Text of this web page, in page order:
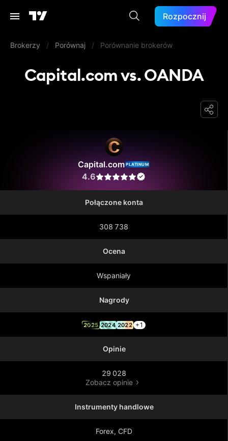
Rozpocznij
Brokerzy / Porównaj / Porównanie brokerów
Capital.com vs. OANDA
Capital.com PLATINUM
4.6
Połączone konta
308 738
Ocena
Wspaniały
Nagrody
2025 2024 2022 +1
Opinie
29 028
Zobacz opinie
Instrumenty handlowe
Forex, CFD